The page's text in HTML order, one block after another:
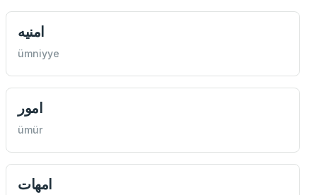
امنيه
ümniyye
امور
ümür
امهات